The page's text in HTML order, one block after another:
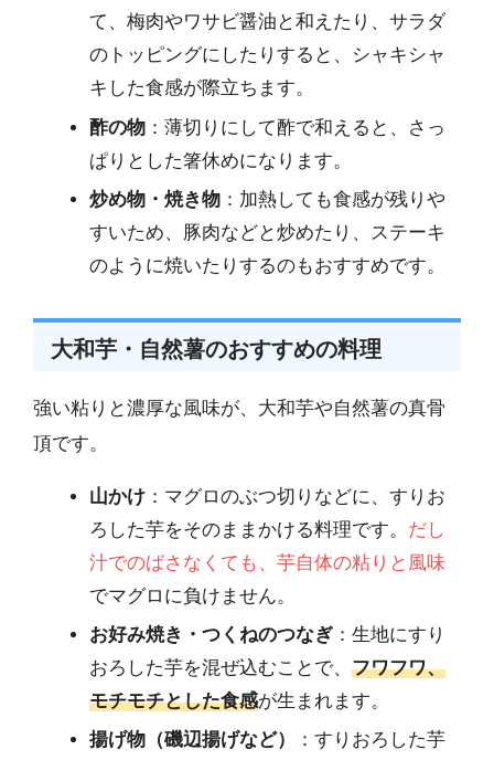
て、梅肉やワサビ醤油と和えたり、サラダ
のトッピングにしたりすると、シャキシャ
キした食感が際立ちます。
酢の物 ：薄切りにして酢で和えると、さっ
ぱりとした箸休めになります。
炒め物・焼き物 ：加熱しても食感が残りや
すいため、豚肉などと炒めたり、ステーキ
のように焼いたりするのもおすすめです。
大和芋・自然薯のおすすめの料理
強い粘りと濃厚な風味が、大和芋や自然薯の真骨
頂です。
山かけ ：マグロのぶつ切りなどに、すりお
ろした芋をそのままかける料理です。 だし
汁でのばさなくても、芋自体の粘りと風味
でマグロに負けません。
お好み焼き・つくねのつなぎ ：生地にすり
おろした芋を混ぜ込むことで、 フワフワ、
モチモチとした食感が生まれます。
揚げ物（磯辺揚げなど）
：すりおろした芋